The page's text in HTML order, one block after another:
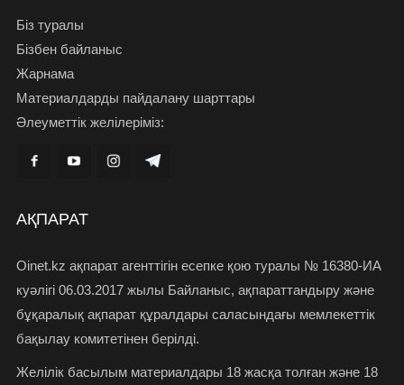
Біз туралы
Бізбен байланыс
Жарнама
Материалдарды пайдалану шарттары
Әлеуметтік желілеріміз:
АҚПАРАТ
Oinet.kz ақпарат агенттігін есепке қою туралы № 16380-ИА
куәлігі 06.03.2017 жылы Байланыс, ақпараттандыру және
бұқаралық ақпарат құралдары саласындағы мемлекеттік
бақылау комитетінен берілді.
Желілік басылым материалдары 18 жасқа толған және 18